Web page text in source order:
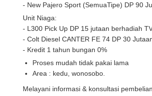
- New Pajero Sport (SemuaTipe) DP 90
Unit Niaga:
- L300 Pick Up DP 15 jutaan berhadiah
- Colt Diesel CANTER FE 74 DP 30
- Kredit 1 tahun bungan 0%
Proses mudah tidak pakai lama
Area : kedu, wonosobo.
Melayani informasi & konsultasi